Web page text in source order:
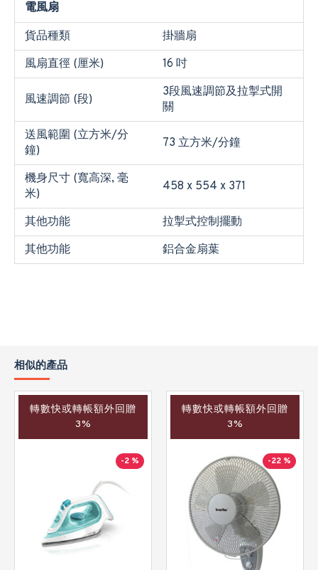
電風扇
貨品種類
掛牆扇
風扇直徑 (厘米)
16 吋
風速調節 (段)
3段風速調節及拉掣式開
關
送風範圍 (立方米/分
鐘)
73 立方米/分鐘
機身尺寸 (寬高深, 毫
米)
458 x 554 x 371
其他功能
拉掣式控制擺動
其他功能
鋁合金扇葉
相似的產品
轉數快或轉帳額外回贈
3%
-2 %
轉數快或轉帳額外回贈
3%
-22 %